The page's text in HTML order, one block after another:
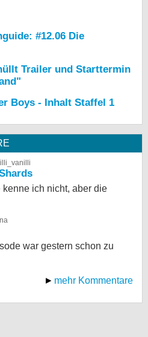
#12.06 Die
Trailer und Starttermin
Boys - Inhalt Staffel 1
kenne ich nicht, aber die
war gestern schon zu
mehr Kommentare